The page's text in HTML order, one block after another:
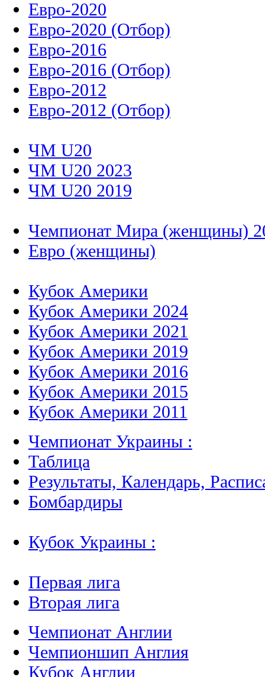
Евро-2020
Евро-2020 (Отбор)
Евро-2016
Евро-2016 (Отбор)
Евро-2012
Евро-2012 (Отбор)
ЧМ U20
ЧМ U20 2023
ЧМ U20 2019
Чемпионат Мира (женщины)
Евро (женщины)
Кубок Америки
Кубок Америки 2024
Кубок Америки 2021
Кубок Америки 2019
Кубок Америки 2016
Кубок Америки 2015
Кубок Америки 2011
Чемпионат Украины :
Таблица
Результаты, Календарь,
Бомбардиры
Кубок Украины :
Первая лига
Вторая лига
Чемпионат Англии
Чемпионшип Англия
Кубок Англии